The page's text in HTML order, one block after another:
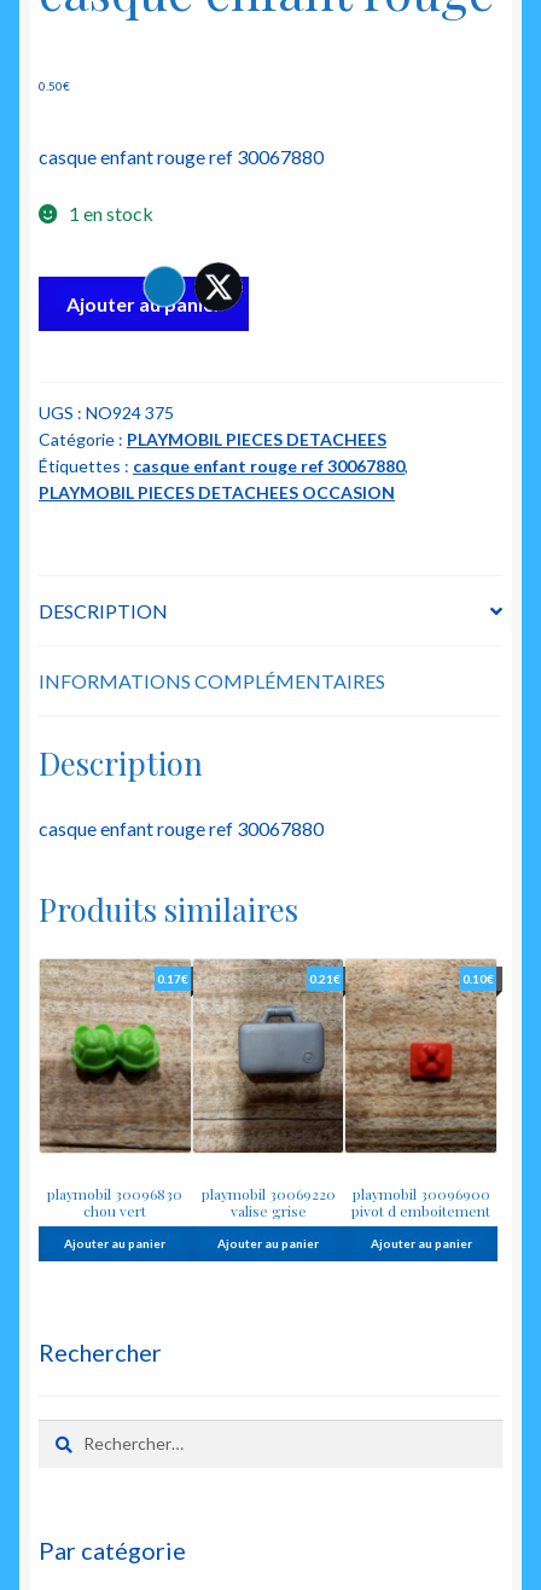
0.50€
casque enfant rouge ref 30067880
1 en stock
casque
enfant
rouge
Ajouter au panier
UGS : NO924 375
Catégorie : PLAYMOBIL PIECES DETACHEES
Étiquettes : casque enfant rouge ref 30067880,
PLAYMOBIL PIECES DETACHEES OCCASION
DESCRIPTION
INFORMATIONS COMPLÉMENTAIRES
Description
casque enfant rouge ref 30067880
Produits similaires
playmobil 30096830
chou vert
0.17€
Ajouter au panier
playmobil 30069220
valise grise
0.21€
Ajouter au panier
playmobil 30096900
pivot d emboitement
0.10€
Ajouter au panier
Rechercher
Rechercher :
Par catégorie